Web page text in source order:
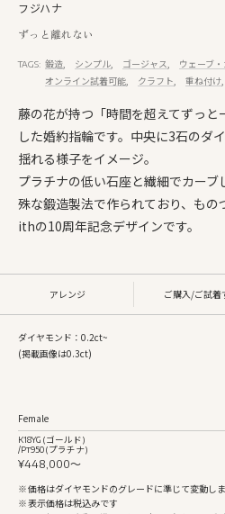
フジハナ
ずっと離れない
TAGS: 鍛造 シンプル ゴージャス ウェーブ
オンライン試着可能
クラフト 重ね付け
藤の花が持つ「時間を超えてずっ
した婚約指輪です。中央に3石のダ
揺れる様子をイメージ。
プラチナの低い石座と繊細でカー
殊な鍛造製法で作られており、も
ithの10周年記念デザインです。
アレンジ ご購入/ご試着
ダイヤモンド：0.2ct~
(掲載画像は0.3ct)
Female
K18YG (ゴールド)
/Pt950 (プラチナ)
¥448,000〜
価格はダイヤモンドのグレードに準じて変動し
表示価格は税込みです